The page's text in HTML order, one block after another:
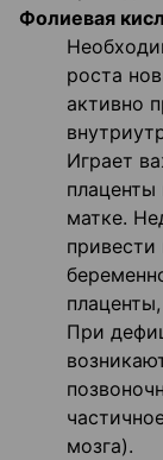
Фолиевая
роста
активно
Играет
матке.
При
мозга).